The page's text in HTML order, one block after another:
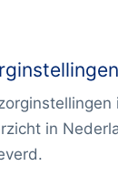
in